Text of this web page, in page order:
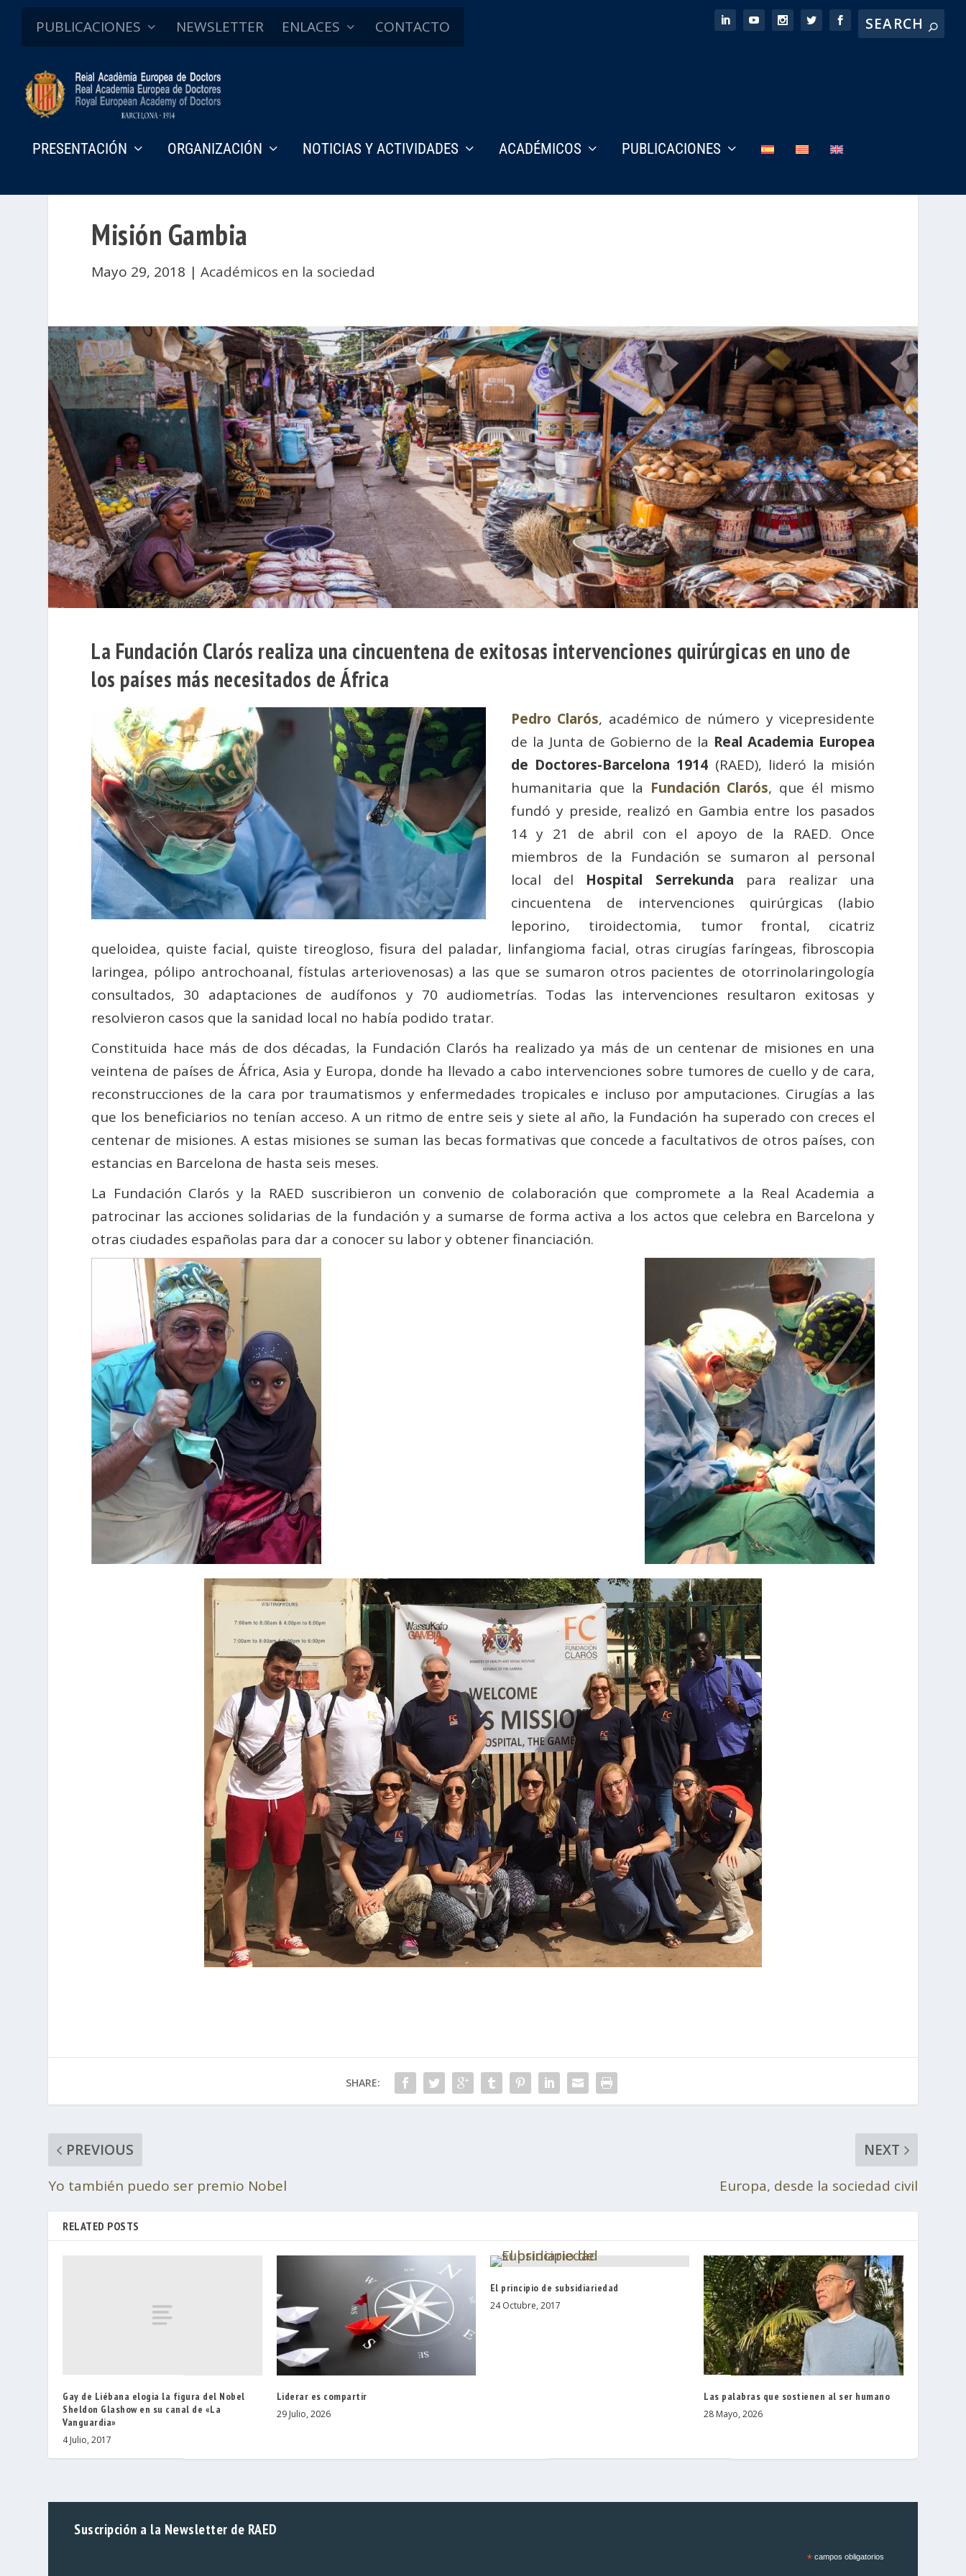
PUBLICACIONES NEWSLETTER ENLACES CONTACTO
PRESENTACIÓN ORGANIZACIÓN NOTICIAS Y ACTIVIDADES ACADÉMICOS PUBLICACIONES
Misión Gambia
Mayo 29, 2018 |Académicos en la sociedad
La Fundación Clarós realiza una cincuentena de exitosas intervenciones quirúrgicas en uno de
los países más necesitados de África
Pedro Clarós, académico de número y vicepresidente
de la Junta de Gobierno de la Real Academia Europea
de Doctores-Barcelona 1914 (RAED), lideró la misión
humanitaria que la Fundación Clarós, que él mismo
fundó y preside, realizó en Gambia entre los pasados
14 y 21 de abril con el apoyo de la RAED. Once
miembros de la Fundación se sumaron al personal
local del Hospital Serrekunda para realizar una
cincuentena de intervenciones quirúrgicas (labio
leporino, tiroidectomia, tumor frontal, cicatriz
queloidea, quiste facial, quiste tireogloso, fisura del paladar, linfangioma facial, otras cirugías faríngeas, fibroscopia
laringea, pólipo antrochoanal, fístulas arteriovenosas) a las que se sumaron otros pacientes de otorrinolaringología
consultados, 30 adaptaciones de audífonos y 70 audiometrías. Todas las intervenciones resultaron exitosas y
resolvieron casos que la sanidad local no había podido tratar.
Constituida hace más de dos décadas, la Fundación Clarós ha realizado ya más de un centenar de misiones en una
veintena de países de África, Asia y Europa, donde ha llevado a cabo intervenciones sobre tumores de cuello y de cara,
reconstrucciones de la cara por traumatismos y enfermedades tropicales e incluso por amputaciones. Cirugías a las
que los beneficiarios no tenían acceso. A un ritmo de entre seis y siete al año, la Fundación ha superado con creces el
centenar de misiones. A estas misiones se suman las becas formativas que concede a facultativos de otros países, con
estancias en Barcelona de hasta seis meses.
La Fundación Clarós y la RAED suscribieron un convenio de colaboración que compromete a la Real Academia a
patrocinar las acciones solidarias de la fundación y a sumarse de forma activa a los actos que celebra en Barcelona y
otras ciudades españolas para dar a conocer su labor y obtener financiación.
SHARE:
PREVIOUS
Yo también puedo ser premio Nobel
NEXT
Europa, desde la sociedad civil
RELATED POSTS
Gay de Liébana elogia la figura del Nobel
Sheldon Glashow en su canal de «La
Vanguardia»
4 Julio, 2017
Liderar es compartir
29 Julio, 2026
El principio de subsidiariedad
24 Octubre, 2017
Las palabras que sostienen al ser humano
28 Mayo, 2026
Suscripción a la Newsletter de RAED
*campos obligatorios